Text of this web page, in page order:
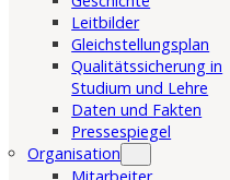
Leitbilder
Gleichstellungsplan
Qualitätssicherung in
Studium und Lehre
Daten und Fakten
Pressespiegel
Organisation